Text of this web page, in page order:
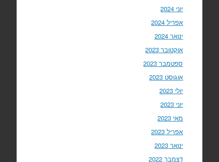
יוני 2024
אפריל 2024
ינואר 2024
אוקטובר 2023
ספטמבר 2023
אוגוסט 2023
יולי 2023
יוני 2023
מאי 2023
אפריל 2023
ינואר 2023
דצמבר 2022